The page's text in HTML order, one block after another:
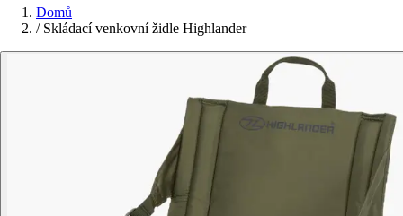
Domů
/ Skládací venkovní židle Highlander